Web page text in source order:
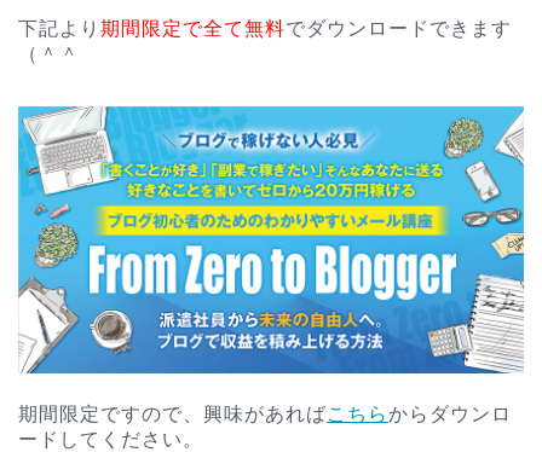
下記より 期間限定で全て無料でダウンロードできます
（＾＾
期間限定ですので、興味があればこちらからダウンロ
ードしてください。